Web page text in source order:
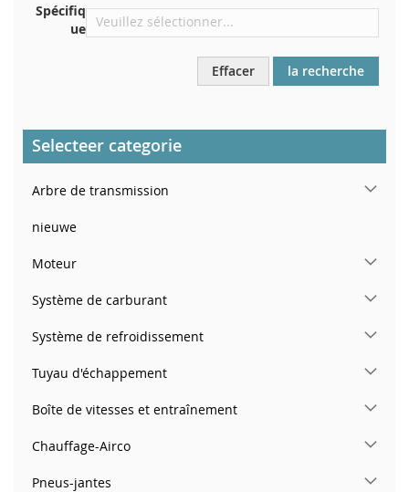
Spécifiq
ue
Effacer la recherche
Selecteer categorie
Arbre de transmission
nieuwe
Moteur
Système de carburant
Système de refroidissement
Tuyau d'échappement
Boîte de vitesses et entraînement
Chauffage-Airco
Pneus-jantes